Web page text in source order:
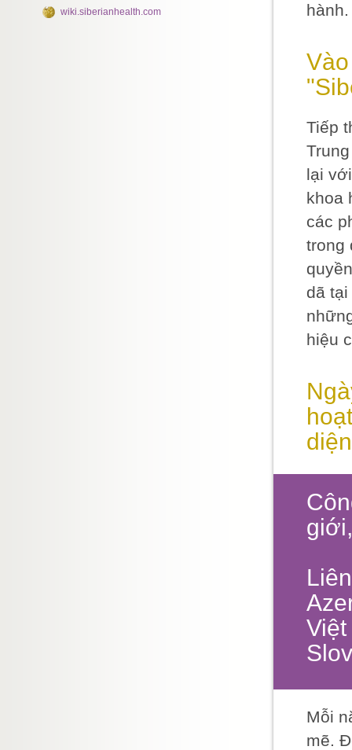
hành.
Tiếp
lại
khoa
các
trong
dã
hiệu
Mỗi
mẽ.
wiki.siberianhealth.com